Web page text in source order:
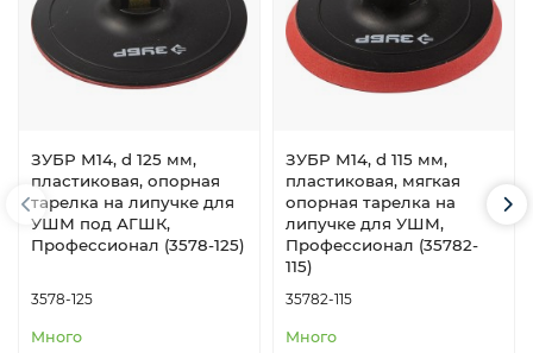
ЗУБР М14, d 125 мм,
пластиковая, опорная
тарелка на липучке для
УШМ под АГШК,
Профессионал (3578-125)
3578-125
Много
ЗУБР М14, d 115 мм,
пластиковая, мягкая
опорная тарелка на
липучке для УШМ,
Профессионал (35782-
115)
35782-115
Много